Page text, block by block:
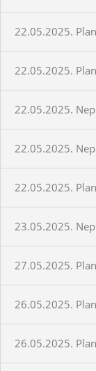
22.05.2025.
22.05.2025.
22.05.2025.
22.05.2025.
22.05.2025.
23.05.2025.
27.05.2025.
26.05.2025.
26.05.2025.